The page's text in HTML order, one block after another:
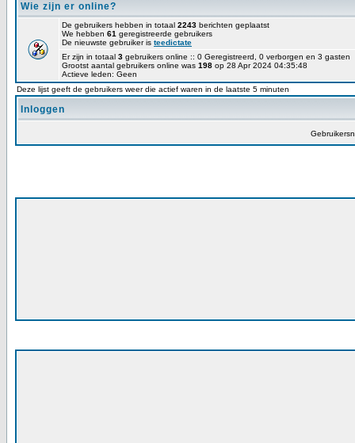
Wie zijn er online?
De gebruikers hebben in totaal 2243 berichten geplaatst
We hebben 61 geregistreerde gebruikers
De nieuwste gebruiker is teedictate
Er zijn in totaal 3 gebruikers online :: 0 Geregistreerd, 0 verborgen en 3
Grootst aantal gebruikers online was 198 op 28 Apr 2024 04:35:48
Actieve leden: Geen
Deze lijst geeft de gebruikers weer die actief waren in de laatste 5 minuten
Inloggen